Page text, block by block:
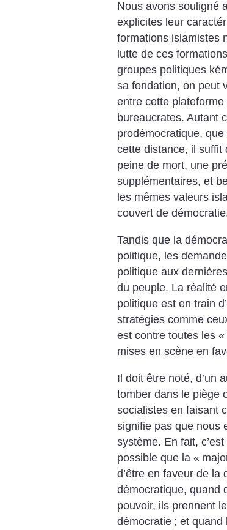
Nous avons souligné
explicites leur
formations islamistes
lutte de ces
groupes politiques
sa fondation, on peut
entre cette plateforme
bureaucrates. Autant
prodémocratique,
cette distance, il suffit
peine de mort, une
supplémentaires, et
les mêmes valeurs
couvert de
Tandis que la
politique, les
politique aux
du peuple. La réalité
politique est en train
stratégies comme
est contre toutes les «
mises en scène en
Il doit être noté, d’un
tomber dans le piège
socialistes en faisant
signifie pas que nous
système. En fait,
possible que la «
d’être en faveur de la
démocratique, quand
pouvoir, ils prennent
démocratie ; et quand